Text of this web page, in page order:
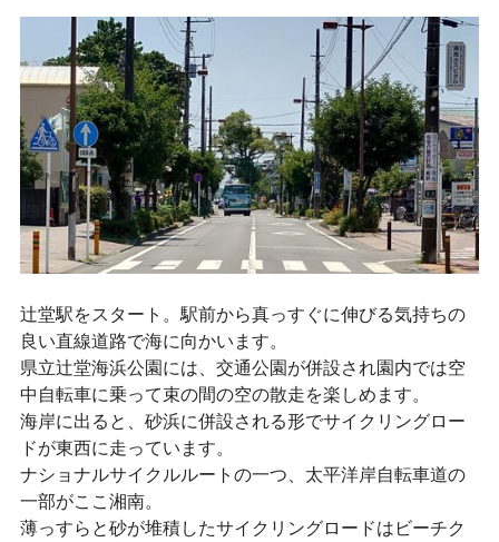
辻堂駅をスタート。駅前から真っすぐに伸びる気持ちの
良い直線道路で海に向かいます。
県立辻堂海浜公園には、交通公園が併設され園内では空
中自転車に乗って束の間の空の散走を楽しめます。
海岸に出ると、砂浜に併設される形でサイクリングロー
ドが東西に走っています。
ナショナルサイクルルートの一つ、太平洋岸自転車道の
一部がここ湘南。
薄っすらと砂が堆積したサイクリングロードはビーチク